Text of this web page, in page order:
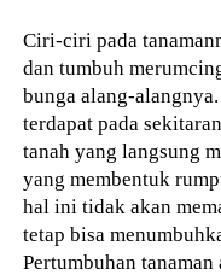
Ciri-ciri pada
dan tumbuh
bunga alang-
terdapat pada
tanah yang langsung
yang membentuk
hal ini tidak akan
tetap bisa
Pertumbuhan